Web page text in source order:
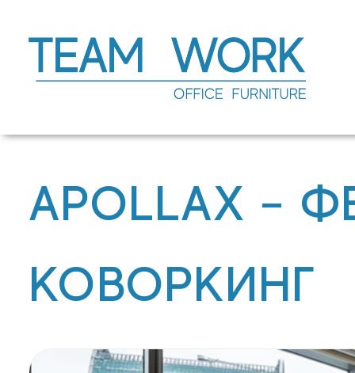
содержимому
APOLLAX –
КОВОРКИНГ